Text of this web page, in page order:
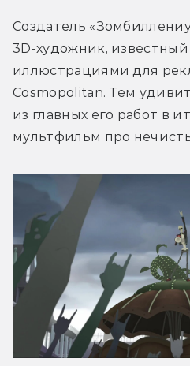
Создатель
3D-художник,
иллюстрациями для
Cosmopolitan. Тем
из главных его работ в
мультфильм про